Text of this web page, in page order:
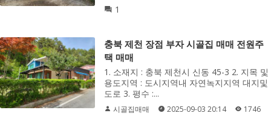
1
충북 제천 장점 부자 시골집 매매 전원주
택 매매
1. 소재지 : 충북 제천시 신동 45-3 2. 지목 및
용도지역 : 도시지역내 자연녹지지역 대지및
도로 3. 평수 :...
시골집매매 2025-09-03 20:14 1746